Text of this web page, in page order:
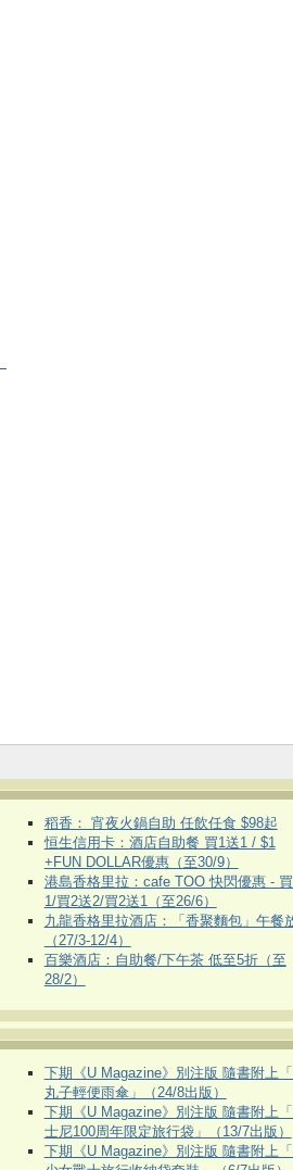
稻香： 宵夜火鍋自助 任飲任食 $98起
恒生信用卡：酒店自助餐 買1送1 / $1
+FUN DOLLAR優惠（至30/9）
港島香格里拉：cafe TOO 快閃優惠 -
1/買2送2/買2送1（至26/6）
九龍香格里拉酒店：「香聚麵包」午餐
（27/3-12/4）
百樂酒店：自助餐/下午茶 低至5折（至
28/2）
下期《U Magazine》別注版 隨書附上
丸子輕便雨傘」（24/8出版）
下期《U Magazine》別注版 隨書附上
士尼100周年限定旅行袋」（13/7出版）
下期《U Magazine》別注版 隨書附上